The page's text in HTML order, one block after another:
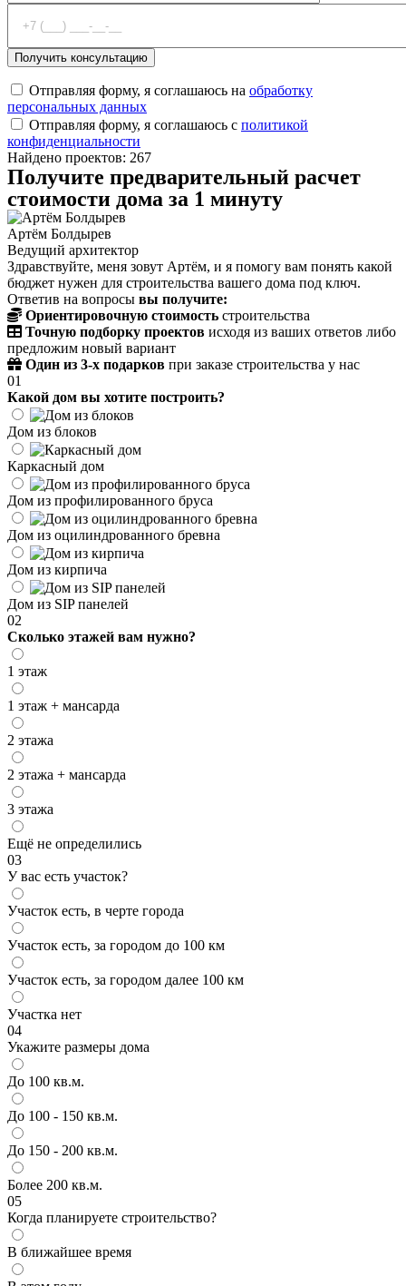
Отправляя форму, я соглашаюсь на обработку
персональных данных
Отправляя форму, я соглашаюсь с политикой
конфиденциальности
Найдено проектов: 267
Получите предварительный расчет
стоимости дома за 1 минуту
Артём Болдырев
Ведущий архитектор
Здравствуйте, меня зовут Артём, и я помогу вам понять какой
бюджет нужен для строительства вашего дома под ключ.
Ответив на вопросы вы получите:
Ориентировочную стоимость строительства
Точную подборку проектов исходя из ваших ответов либо
предложим новый вариант
Один из 3-х подарков при заказе строительства у нас
01
Какой дом вы хотите построить?
Дом из блоков
Каркасный дом
Дом из профилированного бруса
Дом из оцилиндрованного бревна
Дом из кирпича
Дом из SIP панелей
02
Сколько этажей вам нужно?
1 этаж
1 этаж + мансарда
2 этажа
2 этажа + мансарда
3 этажа
Ещё не определились
03
У вас есть участок?
Участок есть, в черте города
Участок есть, за городом до 100 км
Участок есть, за городом далее 100 км
Участка нет
04
Укажите размеры дома
До 100 кв.м.
До 100 - 150 кв.м.
До 150 - 200 кв.м.
Более 200 кв.м.
05
Когда планируете строительство?
В ближайшее время